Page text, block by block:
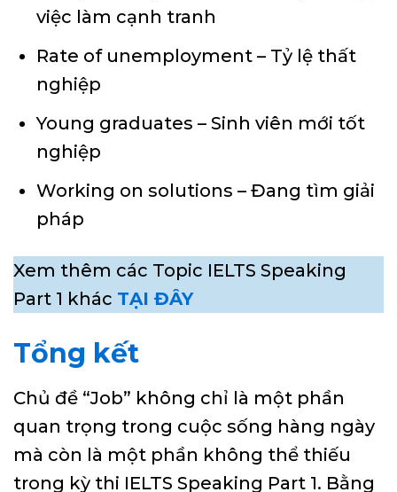
việc làm cạnh tranh
Rate of unemployment – Tỷ lệ thất
nghiệp
Young graduates – Sinh viên mới tốt
nghiệp
Working on solutions – Đang tìm giải
pháp
Xem thêm các Topic IELTS Speaking
Part 1 khác TẠI ĐÂY
Tổng kết
Chủ đề “Job” không chỉ là một phần
quan trọng trong cuộc sống hàng ngày
mà còn là một phần không thể thiếu
trong kỳ thi IELTS Speaking Part 1. Bằng